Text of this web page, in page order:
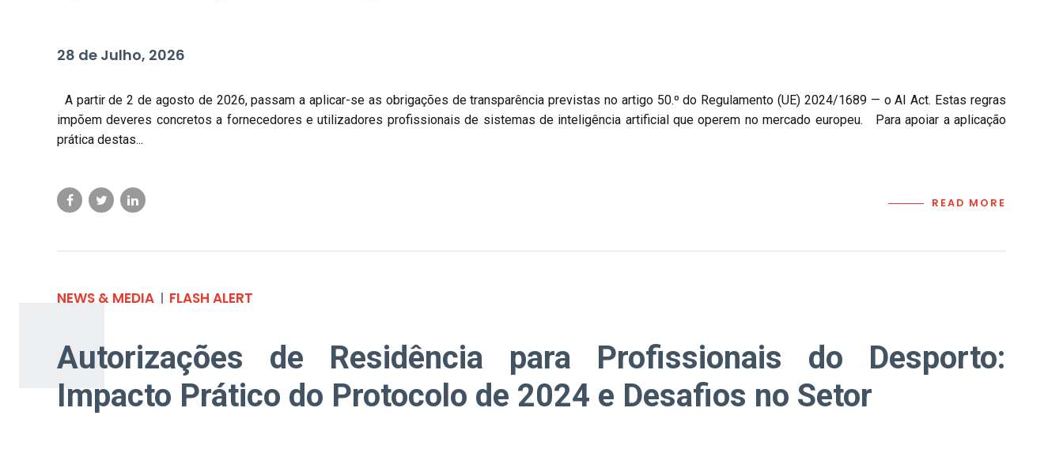
28 de Julho, 2026
A partir de 2 de agosto de 2026, passam a aplicar-se as obrigações de transparência previstas no artigo 50.º do Regulamento (UE) 2024/1689 — o AI Act. Estas regras
impõem deveres concretos a fornecedores e utilizadores profissionais de sistemas de inteligência artificial que operem no mercado europeu. Para apoiar a aplicação
prática destas...
READ MORE
NEWS & MEDIA FLASH ALERT
Autorizações de Residência para Profissionais do Desporto:
Impacto Prático do Protocolo de 2024 e Desafios no Setor